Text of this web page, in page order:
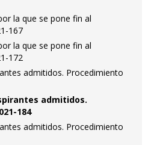
la que se pone fin al
167
la que se pone fin al
172
admitidos. Procedimiento
admitidos.
184
admitidos. Procedimiento